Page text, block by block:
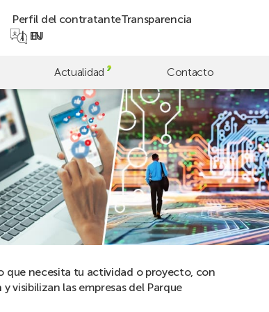
Perfil del contratanteTransparencia
EU
EN
Actualidad Contacto
que necesita tu actividad o proyecto, con
visibilizan las empresas del Parque